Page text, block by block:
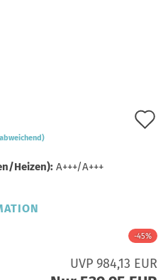
Heizen): A+++/A+++
-45%
UVP 984,13 EUR